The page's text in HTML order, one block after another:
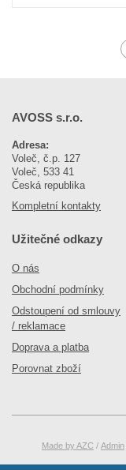
AVOSS s.r.o.
Adresa:
Voleč, č.p. 127
Voleč, 533 41
Česká republika
Kompletní kontakty
Užitečné odkazy
O nás
Obchodní podmínky
Odstoupení od smlouvy
/ reklamace
Doprava a platba
Porovnat zboží
Made by AZC / Admin